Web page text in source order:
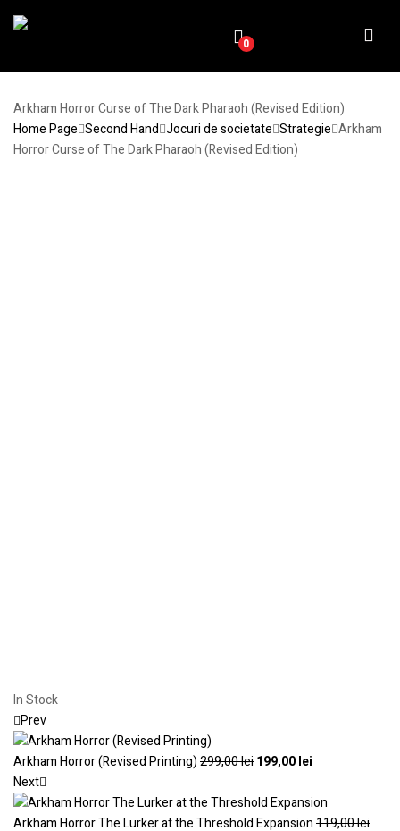
0
Arkham Horror Curse of The Dark Pharaoh (Revised Edition)
Home Page Second Hand Jocuri de societate Strategie Arkham
Horror Curse of The Dark Pharaoh (Revised Edition)
In Stock
Prev
Arkham Horror (Revised Printing)299,00lei199,00lei
Next
Arkham Horror The Lurker at the Threshold Expansion119,00lei